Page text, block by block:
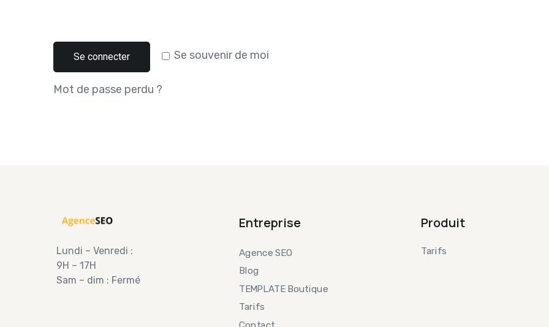
Se souvenir de moi
Se connecter
Mot de passe perdu ?
Lundi – Venredi :
9H – 17H
Sam – dim : Fermé
Entreprise
Agence SEO
Blog
TEMPLATE Boutique
Tarifs
Produit
Tarifs